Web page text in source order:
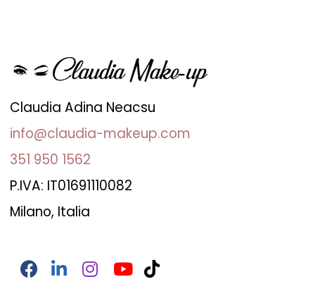
Claudia Adina Neacsu
info@claudia-makeup.com
351 950 1562
P.IVA: IT01691110082
Milano, Italia
Facebook
LinkedIn
InstagramYouTube
TikTok